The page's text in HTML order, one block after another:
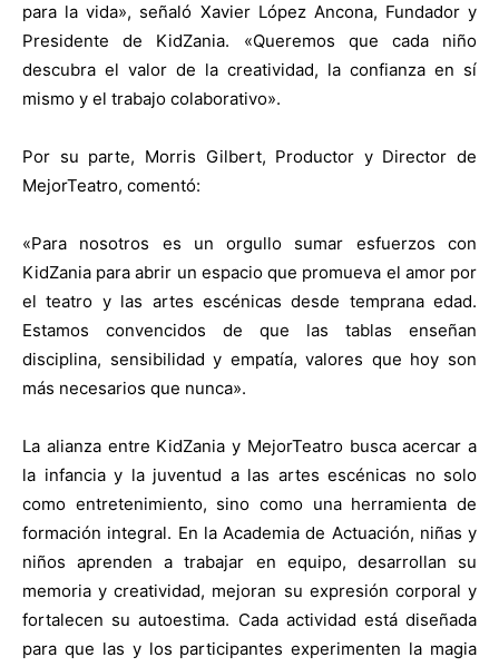
para la vida», señaló Xavier López Ancona, Fundador y
Presidente de KidZania. «Queremos que cada niño
descubra el valor de la creatividad, la confianza en sí
mismo y el trabajo colaborativo».
Por su parte, Morris Gilbert, Productor y Director de
MejorTeatro, comentó:
«Para nosotros es un orgullo sumar esfuerzos con
KidZania para abrir un espacio que promueva el amor por
el teatro y las artes escénicas desde temprana edad.
Estamos convencidos de que las tablas enseñan
disciplina, sensibilidad y empatía, valores que hoy son
más necesarios que nunca».
La alianza entre KidZania y MejorTeatro busca acercar a
la infancia y la juventud a las artes escénicas no solo
como entretenimiento, sino como una herramienta de
formación integral. En la Academia de Actuación, niñas y
niños aprenden a trabajar en equipo, desarrollan su
memoria y creatividad, mejoran su expresión corporal y
fortalecen su autoestima. Cada actividad está diseñada
para que las y los participantes experimenten la magia